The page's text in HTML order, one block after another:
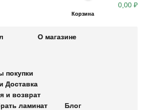
Корзина
0,00 ₽
О магазине
покупки
Доставка
и возврат
ламинат
Блог